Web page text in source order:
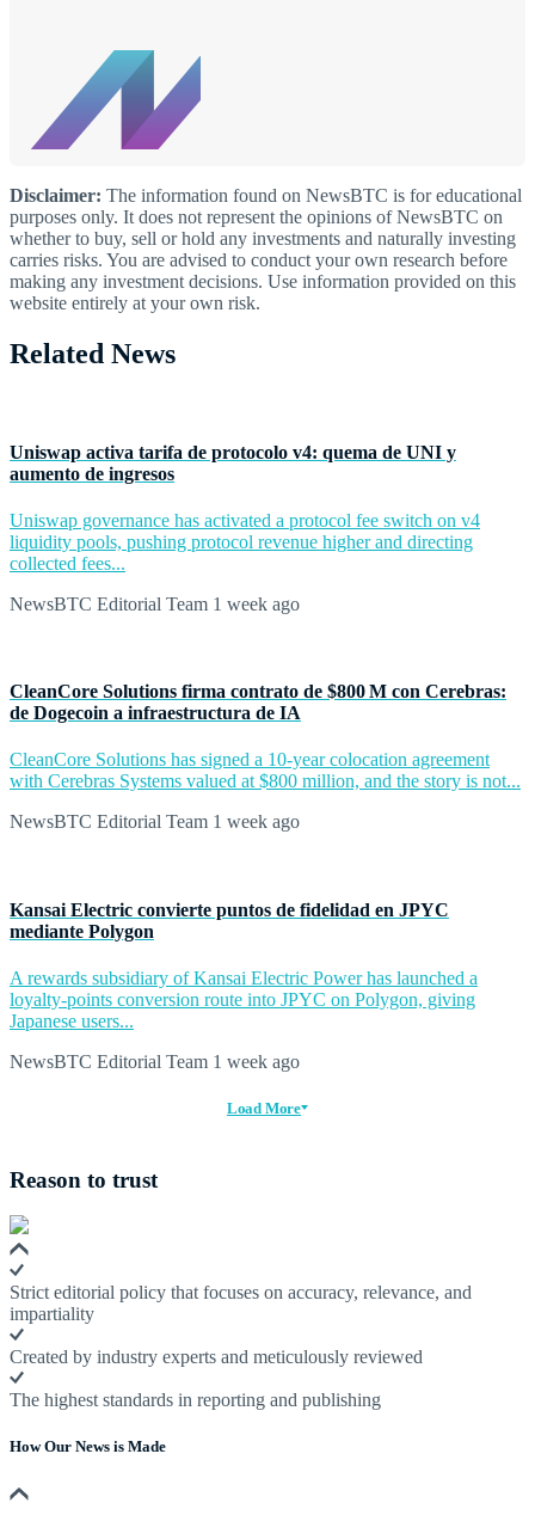
Disclaimer: The information found on NewsBTC is for educational
purposes only. It does not represent the opinions of NewsBTC on
whether to buy, sell or hold any investments and naturally investing
carries risks. You are advised to conduct your own research before
making any investment decisions. Use information provided on this
website entirely at your own risk.
Related News
Uniswap activa tarifa de protocolo v4: quema de UNI y
aumento de ingresos
Uniswap governance has activated a protocol fee switch on v4
liquidity pools, pushing protocol revenue higher and directing
collected fees...
NewsBTC Editorial Team 1 week ago
CleanCore Solutions firma contrato de $800 M con Cerebras:
de Dogecoin a infraestructura de IA
CleanCore Solutions has signed a 10-year colocation agreement
with Cerebras Systems valued at $800 million, and the story is not...
NewsBTC Editorial Team 1 week ago
Kansai Electric convierte puntos de fidelidad en JPYC
mediante Polygon
A rewards subsidiary of Kansai Electric Power has launched a
loyalty-points conversion route into JPYC on Polygon, giving
Japanese users...
NewsBTC Editorial Team 1 week ago
Load More
Reason to trust
Strict editorial policy that focuses on accuracy, relevance, and
impartiality
Created by industry experts and meticulously reviewed
The highest standards in reporting and publishing
How Our News is Made